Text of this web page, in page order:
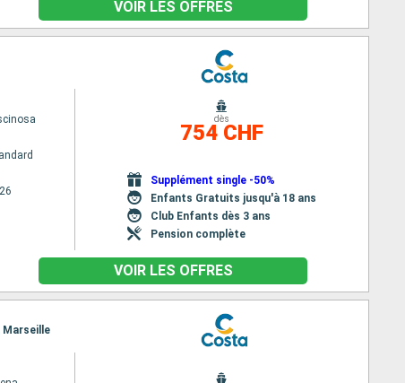
VOIR LES OFFRES
dès
754 CHF
Supplément single -50%
Enfants Gratuits jusqu'à 18 ans
Club Enfants dès 3 ans
Pension complète
VOIR LES OFFRES
Marseille